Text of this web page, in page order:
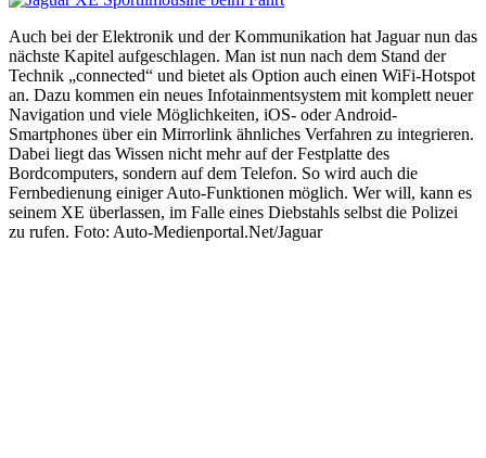
Auch bei der Elektronik und der Kommunikation hat Jaguar nun das
nächste Kapitel aufgeschlagen. Man ist nun nach dem Stand der
Technik „connected“ und bietet als Option auch einen WiFi-Hotspot
an. Dazu kommen ein neues Infotainmentsystem mit komplett neuer
Navigation und viele Möglichkeiten, iOS- oder Android-
Smartphones über ein Mirrorlink ähnliches Verfahren zu integrieren.
Dabei liegt das Wissen nicht mehr auf der Festplatte des
Bordcomputers, sondern auf dem Telefon. So wird auch die
Fernbedienung einiger Auto-Funktionen möglich. Wer will, kann es
seinem XE überlassen, im Falle eines Diebstahls selbst die Polizei
zu rufen. Foto: Auto-Medienportal.Net/Jaguar